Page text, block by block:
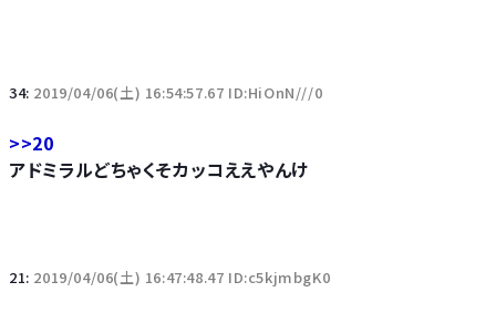
34: 2019/04/06(土) 16:54:57.67 ID:HiOnN///0
>>20
アドミラルどちゃくそカッコええやんけ
21: 2019/04/06(土) 16:47:48.47 ID:c5kjmbgK0